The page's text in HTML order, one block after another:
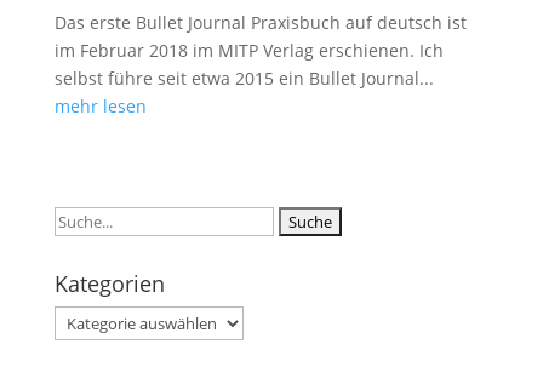
Das erste Bullet Journal Praxisbuch auf deutsch ist
im Februar 2018 im MITP Verlag erschienen. Ich
selbst führe seit etwa 2015 ein Bullet Journal...
mehr lesen
Suchen
Kategorien
Kategorien